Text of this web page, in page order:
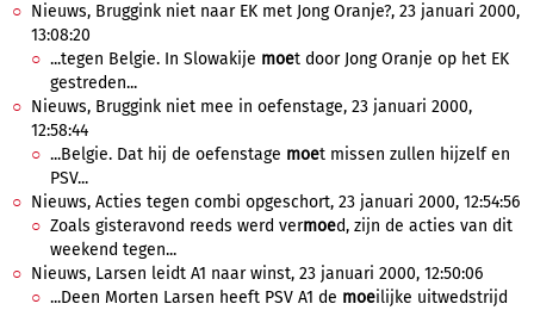
Nieuws, Bruggink niet naar EK met Jong Oranje?, 23 januari 2000,
13:08:20
...tegen Belgie. In Slowakije moet door Jong Oranje op het EK
gestreden...
Nieuws, Bruggink niet mee in oefenstage, 23 januari 2000,
12:58:44
...Belgie. Dat hij de oefenstage moet missen zullen hijzelf en
PSV...
Nieuws, Acties tegen combi opgeschort, 23 januari 2000, 12:54:56
Zoals gisteravond reeds werd vermoed, zijn de acties van dit
weekend tegen...
Nieuws, Larsen leidt A1 naar winst, 23 januari 2000, 12:50:06
...Deen Morten Larsen heeft PSV A1 de moeilijke uitwedstrijd